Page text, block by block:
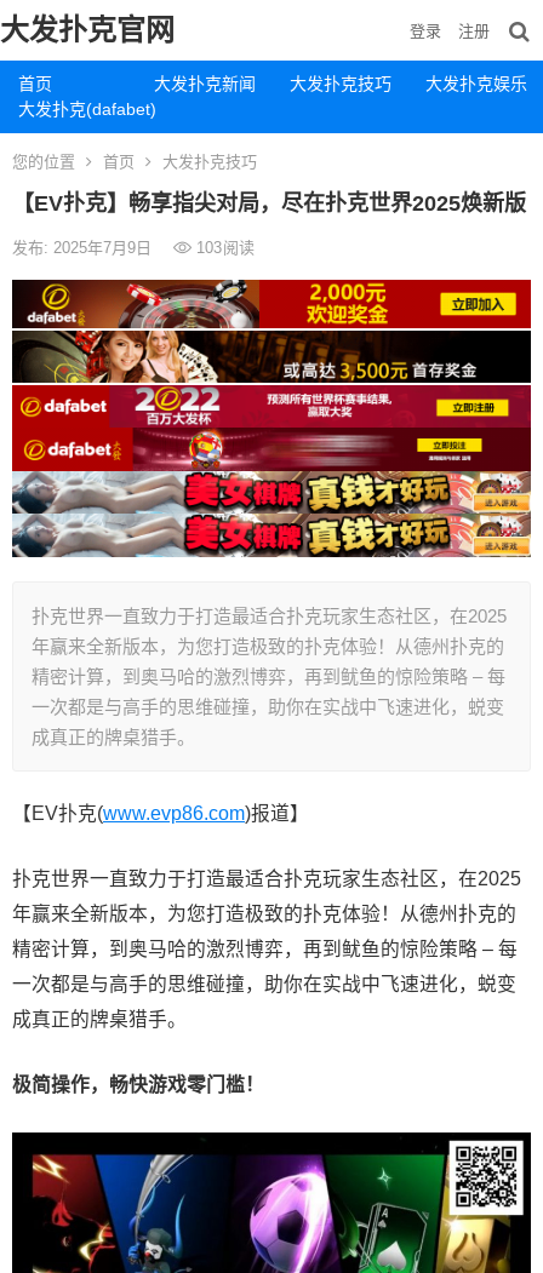
大发扑克官网
首页 大发扑克新闻 大发扑克技巧
大发扑克娱乐
大发扑克(dafabet)
登录 注册
您的位置 首页 大发扑克技巧
【EV扑克】畅享指尖对局，尽在扑克世界2025焕新版
发布: 2025年7月9日 103阅读
扑克世界一直致力于打造最适合扑克玩家生态社区，在2025
年赢来全新版本，为您打造极致的扑克体验！从德州扑克的
精密计算，到奥马哈的激烈博弈，再到鱿鱼的惊险策略 – 每
一次都是与高手的思维碰撞，助你在实战中飞速进化，蜕变
成真正的牌桌猎手。
【EV扑克(www.evp86.com)报道】
扑克世界一直致力于打造最适合扑克玩家生态社区，在2025
年赢来全新版本，为您打造极致的扑克体验！从德州扑克的
精密计算，到奥马哈的激烈博弈，再到鱿鱼的惊险策略 – 每
一次都是与高手的思维碰撞，助你在实战中飞速进化，蜕变
成真正的牌桌猎手。
极简操作，畅快游戏零门槛！